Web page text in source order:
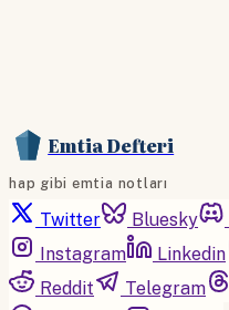
Emtia Defteri
hap gibi emtia notları
Twitter Bluesky
Instagram
Linkedin
Reddit
Telegram